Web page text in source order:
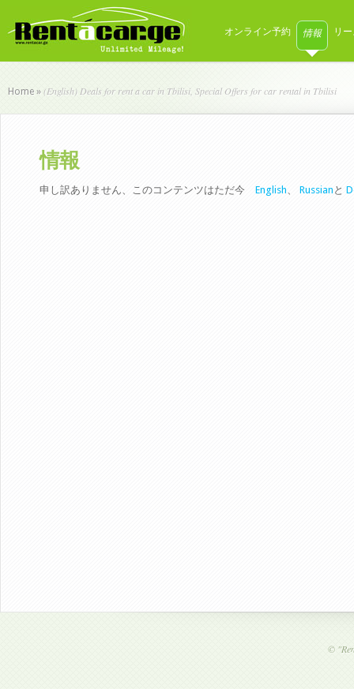
オンライン予約 情報 リ
Home » (English) Deals for rent a car in Tbilisi, Special Offers for car rental in Tbilisi
情報
申し訳ありません、このコンテンツはただ今 English、 Russian と
©